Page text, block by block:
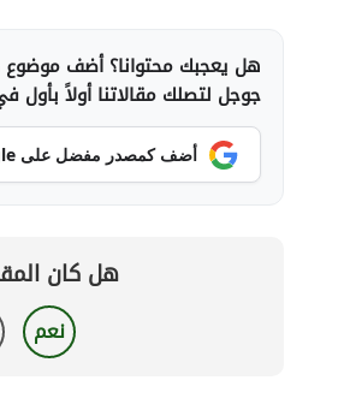
هل يعجبك محتوانا؟ أضف
جوجل لتصلك مقالاتنا أولاً بأول
أضف كمصدر مفضل على Google
هل كان
نعم